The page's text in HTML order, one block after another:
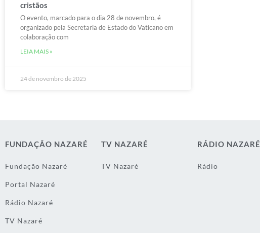
cristãos
O evento, marcado para o dia 28 de novembro, é
organizado pela Secretaria de Estado do Vaticano em
colaboração com
LEIA MAIS »
24 de novembro de 2025
FUNDAÇÃO NAZARÉ
Fundação Nazaré
Portal Nazaré
Rádio Nazaré
TV Nazaré
TV NAZARÉ
TV Nazaré
RÁDIO NAZARÉ
Rádio